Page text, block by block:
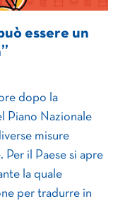
essere un
dopo la
Piano Nazionale
misure
Per il Paese si apre
la quale
per tradurre in